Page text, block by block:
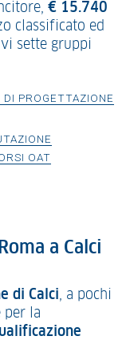
€ 15.740
classificato ed
sette gruppi
PROGETTAZIONE
OAT
a Calci
di Calci, a pochi
per la